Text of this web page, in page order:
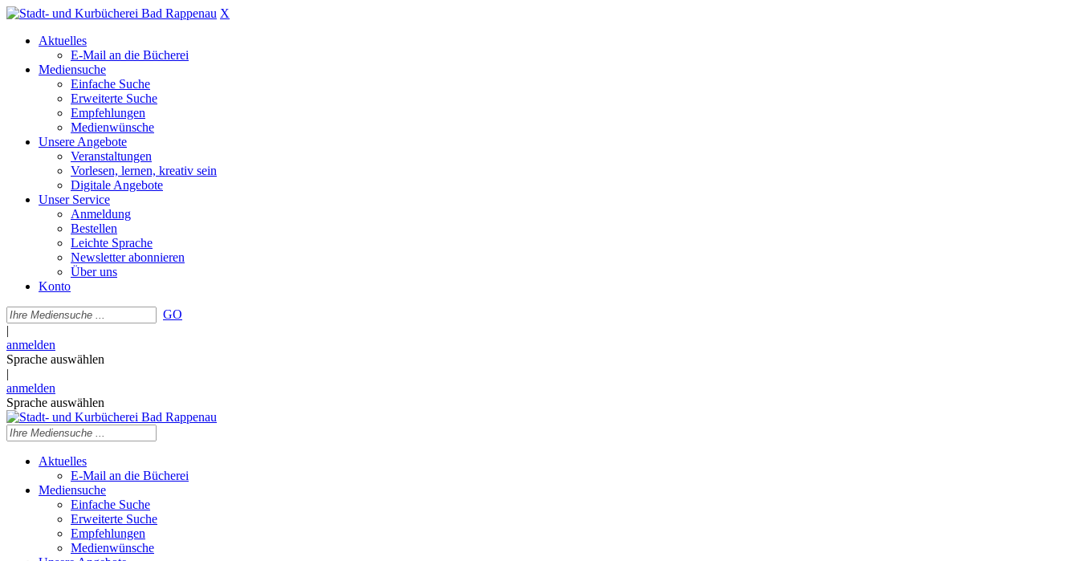
X
Aktuelles
E-Mail an die Bücherei
Mediensuche
Einfache Suche
Erweiterte Suche
Empfehlungen
Medienwünsche
Unsere Angebote
Veranstaltungen
Vorlesen, lernen, kreativ sein
Digitale Angebote
Unser Service
Anmeldung
Bestellen
Leichte Sprache
Newsletter abonnieren
Über uns
Konto
GO
|
anmelden
Sprache auswählen
|
anmelden
Sprache auswählen
Aktuelles
E-Mail an die Bücherei
Mediensuche
Einfache Suche
Erweiterte Suche
Empfehlungen
Medienwünsche